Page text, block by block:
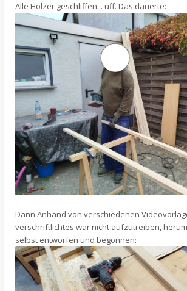
Alle Hölzer geschliffen... uff. Das dauerte:
Dann Anhand von verschiedenen
verschriftlichtes war nicht aufzutreiben,
selbst entworfen und begonnen: